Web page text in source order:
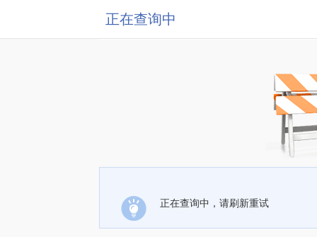
正在查询中
正在查询中，请刷新重试